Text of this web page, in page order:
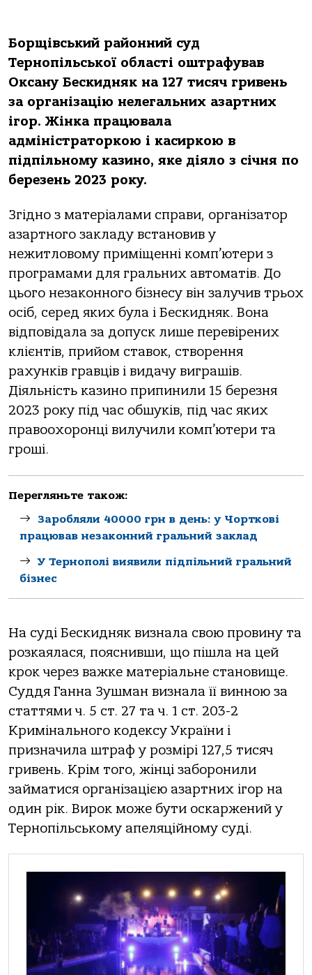
Борщівський районний суд
Тернопільської області оштрафував
Оксану Бескидняк на 127 тисяч гривень
за організацію нелегальних азартних
ігор. Жінка працювала
адміністраторкою і касиркою в
підпільному казино, яке діяло з січня по
березень 2023 року.
Згідно з матеріалами справи, організатор
азартного закладу встановив у
нежитловому приміщенні комп’ютери з
програмами для гральних автоматів. До
цього незаконного бізнесу він залучив трьох
осіб, серед яких була і Бескидняк. Вона
відповідала за допуск лише перевірених
клієнтів, прийом ставок, створення
рахунків гравців і видачу виграшів.
Діяльність казино припинили 15 березня
2023 року під час обшуків, під час яких
правоохоронці вилучили комп’ютери та
гроші.
Перегляньте також:
Заробляли 40000 грн в день: у Чорткові
працював незаконний гральний заклад
У Тернополі виявили підпільний гральний
бізнес
На суді Бескидняк визнала свою провину та
розкаялася, пояснивши, що пішла на цей
крок через важке матеріальне становище.
Суддя Ганна Зушман визнала її винною за
статтями ч. 5 ст. 27 та ч. 1 ст. 203-2
Кримінального кодексу України і
призначила штраф у розмірі 127,5 тисяч
гривень. Крім того, жінці заборонили
займатися організацією азартних ігор на
один рік. Вирок може бути оскаржений у
Тернопільському апеляційному суді.